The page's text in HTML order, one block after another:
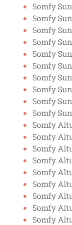
Somfy
Somfy
Somfy
Somfy
Somfy
Somfy
Somfy
Somfy
Somfy
Somfy
Somfy
Somfy
Somfy
Somfy
Somfy
Somfy
Somfy
Somfy
Somfy